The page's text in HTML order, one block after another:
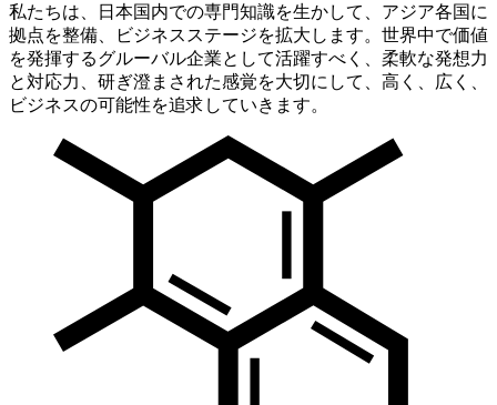
私たちは、日本国内での専門知識を生かして、アジア各国に
拠点を整備、ビジネスステージを拡大します。世界中で価値
を発揮するグルーバル企業として活躍すべく、柔軟な発想力
と対応力、研ぎ澄まされた感覚を大切にして、高く、広く、
ビジネスの可能性を追求していきます。